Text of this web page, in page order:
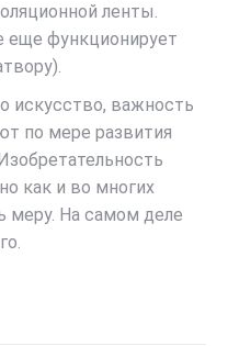
ленты.
еще функционирует
искусство, важность
по мере развития
как и во многих
меру. На самом деле